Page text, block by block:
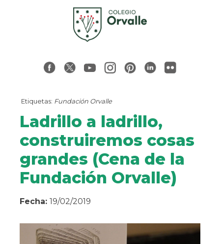
Etiquetas: Fundación Orvalle
Ladrillo a ladrillo,
construiremos cosas
grandes (Cena de la
Fundación Orvalle)
Fecha: 19/02/2019